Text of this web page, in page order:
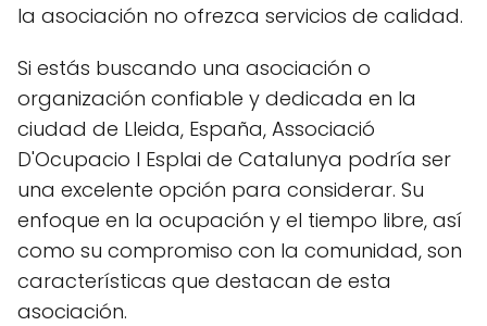
la asociación no ofrezca servicios de calidad.
Si estás buscando una asociación o
organización confiable y dedicada en la
ciudad de Lleida, España, Associació
D'Ocupacio I Esplai de Catalunya podría ser
una excelente opción para considerar. Su
enfoque en la ocupación y el tiempo libre, así
como su compromiso con la comunidad, son
características que destacan de esta
asociación.